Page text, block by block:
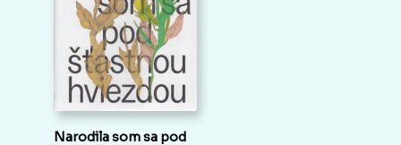
Narodila som sa pod